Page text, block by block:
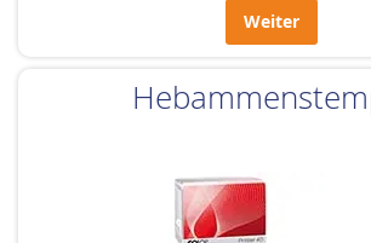
Weiter